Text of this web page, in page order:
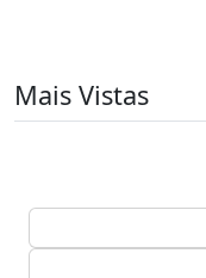
Mais Vistas